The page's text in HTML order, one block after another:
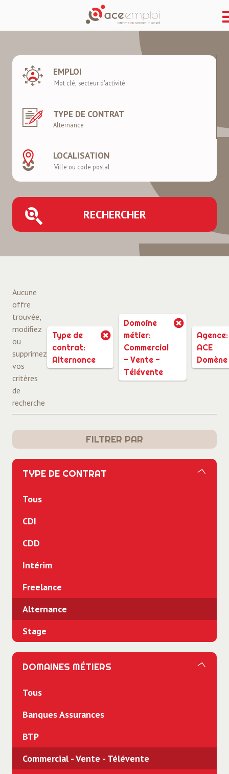
EMPLOI
TYPE DE CONTRAT
LOCALISATION
RECHERCHER
Aucune
offre
trouvée,
modifiez
ou
supprimez
vos
critères
de
recherche
Type de
contrat:
Alternance
Domaine
métier:
Commercial
- Vente -
Télévente
Agence:
ACE
Domène
FILTRER PAR
TYPE DE CONTRAT
Tous
CDI
CDD
Intérim
Freelance
Alternance
Stage
DOMAINES MÉTIERS
Tous
Banques Assurances
BTP
Commercial - Vente - Télévente